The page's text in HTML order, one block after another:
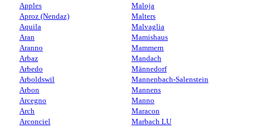
Apples
Aproz (Nendaz)
Aquila
Aran
Aranno
Arbaz
Arbedo
Arboldswil
Arbon
Arcegno
Arch
Arconciel
Maloja
Malters
Malvaglia
Mamishaus
Mammern
Mandach
Männedorf
Mannenbach-Salenstein
Mannens
Manno
Maracon
Marbach LU